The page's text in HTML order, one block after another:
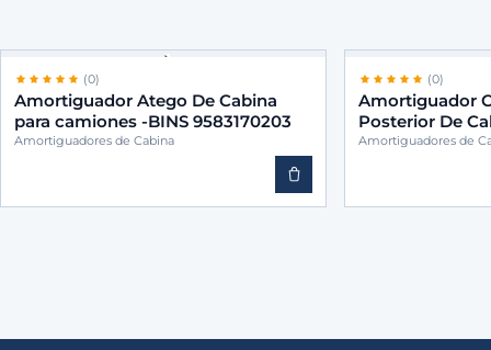
(0)
Amortiguador Atego De Cabina
para camiones -BINS 9583170203
Amortiguadores de Cabina
(0)
Amortiguador
Posterior De
-BINS
Amortiguadores de